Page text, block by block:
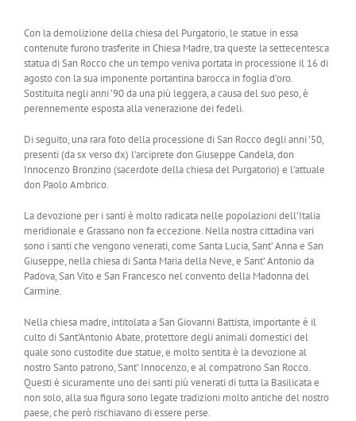
Con la demolizione della chiesa del Purgatorio, le statue in essa
contenute furono trasferite in Chiesa Madre, tra queste la settecentesca
statua di San Rocco che un tempo veniva portata in processione il 16 di
agosto con la sua imponente portantina barocca in foglia d’oro.
Sostituita negli anni ’90 da una più leggera, a causa del suo peso, è
perennemente esposta alla venerazione dei fedeli.
Di seguito, una rara foto della processione di San Rocco degli anni ’50,
presenti (da sx verso dx) l’arciprete don Giuseppe Candela, don
Innocenzo Bronzino (sacerdote della chiesa del Purgatorio) e l’attuale
don Paolo Ambrico.
La devozione per i santi è molto radicata nelle popolazioni dell’Italia
meridionale e Grassano non fa eccezione. Nella nostra cittadina vari
sono i santi che vengono venerati, come Santa Lucia, Sant’ Anna e San
Giuseppe, nella chiesa di Santa Maria della Neve, e Sant’ Antonio da
Padova, San Vito e San Francesco nel convento della Madonna del
Carmine.
Nella chiesa madre, intitolata a San Giovanni Battista, importante è il
culto di Sant’Antonio Abate, protettore degli animali domestici del
quale sono custodite due statue, e molto sentita è la devozione al
nostro Santo patrono, Sant’ Innocenzo, e al compatrono San Rocco.
Questi è sicuramente uno dei santi più venerati di tutta la Basilicata e
non solo, alla sua figura sono legate tradizioni molto antiche del nostro
paese, che però rischiavano di essere perse.